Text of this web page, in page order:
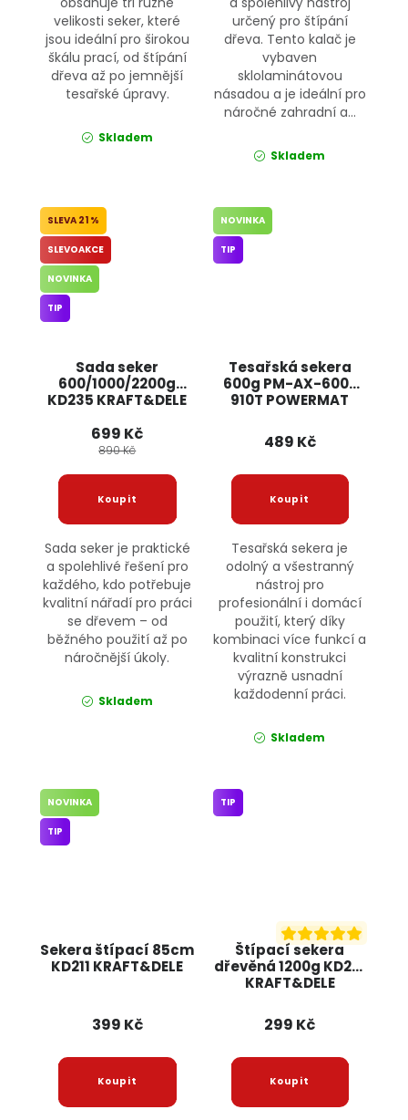
velikosti seker, které
jsou ideální pro širokou
škálu prací, od štípání
dřeva až po jemnější
tesařské úpravy.
Skladem
určený pro štípání
dřeva. Tento kalač je
vybaven
sklolaminátovou
násadou a je ideální pro
náročné zahradní a...
Skladem
Sada seker
600/1000/2200g
KD235 KRAFT&DELE
21 %
SLEVOAKCE
NOVINKA
TIP
699 Kč
890 Kč
Sada seker je praktické
a spolehlivé řešení pro
každého, kdo potřebuje
kvalitní nářadí pro práci
se dřevem – od
běžného použití až po
náročnější úkoly.
Skladem
Tesařská sekera
600g PM-AX-600-
910T POWERMAT
NOVINKA
TIP
489 Kč
Tesařská sekera je
odolný a všestranný
nástroj pro
profesionální i domácí
použití, který díky
kombinaci více funkcí a
kvalitní konstrukci
výrazně usnadní
každodenní práci.
Skladem
Sekera štípací 85cm
KD211 KRAFT&DELE
NOVINKA
TIP
399 Kč
Štípací sekera
dřevěná 1200g KD201
KRAFT&DELE
TIP
299 Kč